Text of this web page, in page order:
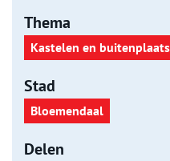
Thema
Kastelen en
Stad
Bloemendaal
Delen